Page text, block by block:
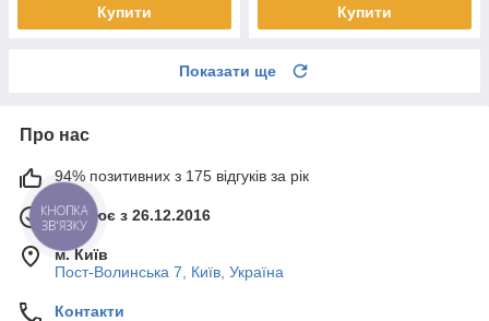
Купити Купити
Показати ще
Про нас
94% позитивних з 175 відгуків за рік
Працює з 26.12.2016
м. Київ
Пост-Волинська 7, Київ, Україна
Контакти
КНОПКА
ЗВ'ЯЗКУ